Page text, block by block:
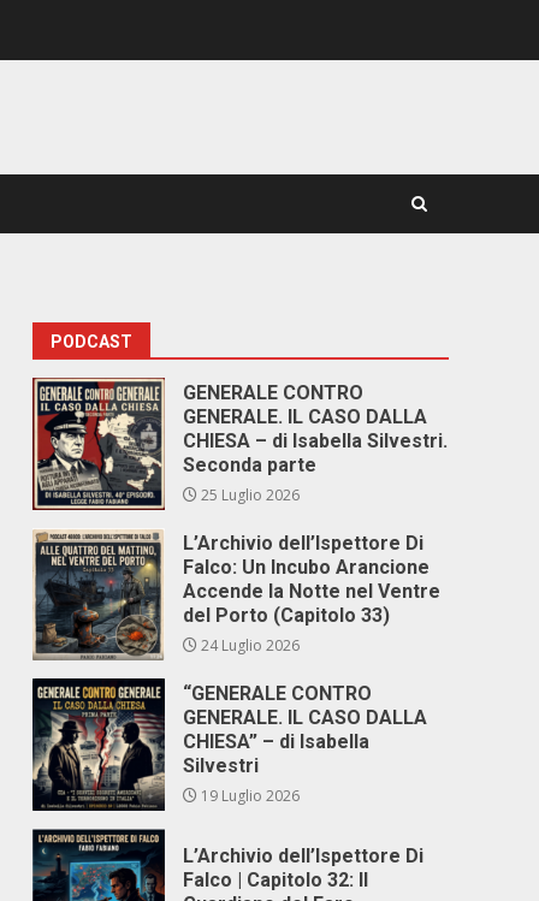
PODCAST
GENERALE CONTRO
GENERALE. IL CASO DALLA
CHIESA – di Isabella Silvestri.
Seconda parte
25 Luglio 2026
L’Archivio dell’Ispettore Di
Falco: Un Incubo Arancione
Accende la Notte nel Ventre
del Porto (Capitolo 33)
24 Luglio 2026
“GENERALE CONTRO
GENERALE. IL CASO DALLA
CHIESA” – di Isabella
Silvestri
19 Luglio 2026
L’Archivio dell’Ispettore Di
Falco | Capitolo 32: Il